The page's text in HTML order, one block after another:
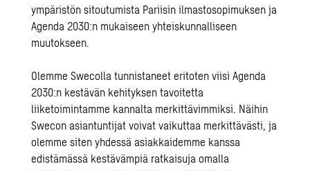
ympäristön sitoutumista Pariisin ilmastosopimuksen ja
Agenda 2030:n mukaiseen yhteiskunnalliseen
muutokseen.
Olemme Swecolla tunnistaneet eritoten viisi Agenda
2030:n kestävän kehityksen tavoitetta
liiketoimintamme kannalta merkittävimmiksi. Näihin
Swecon asiantuntijat voivat vaikuttaa merkittävästi, ja
olemme siten yhdessä asiakkaidemme kanssa
edistämässä kestävämpiä ratkaisuja omalla